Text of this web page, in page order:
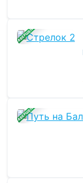
ЗАВЕРШЕНА
ЗАВЕРШЕНА